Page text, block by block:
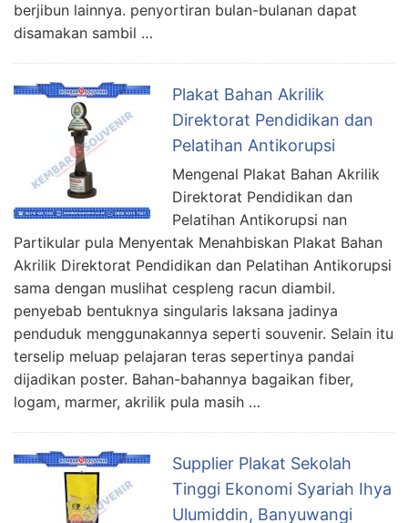
berjibun lainnya. penyortiran bulan-bulanan dapat
disamakan sambil …
Plakat Bahan Akrilik
Direktorat Pendidikan dan
Pelatihan Antikorupsi
Mengenal Plakat Bahan Akrilik
Direktorat Pendidikan dan
Pelatihan Antikorupsi nan
Partikular pula Menyentak Menahbiskan Plakat Bahan
Akrilik Direktorat Pendidikan dan Pelatihan Antikorupsi
sama dengan muslihat cespleng racun diambil.
penyebab bentuknya singularis laksana jadinya
penduduk menggunakannya seperti souvenir. Selain itu
terselip meluap pelajaran teras sepertinya pandai
dijadikan poster. Bahan-bahannya bagaikan fiber,
logam, marmer, akrilik pula masih …
Supplier Plakat Sekolah
Tinggi Ekonomi Syariah Ihya
Ulumiddin, Banyuwangi